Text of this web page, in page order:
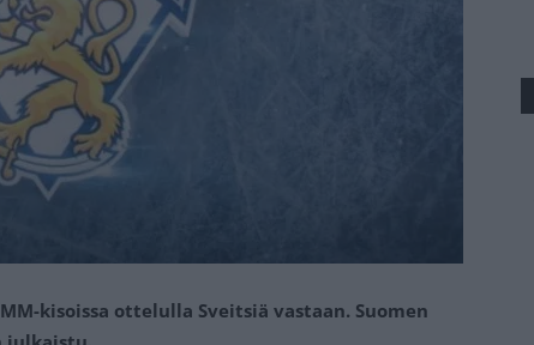
kisoissa ottelulla Sveitsiä vastaan. Suomen